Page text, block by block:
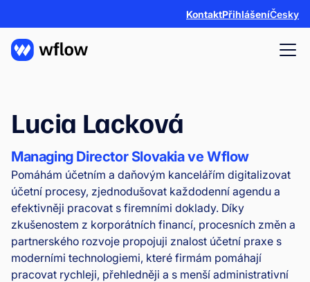
KontaktPřihlášeníČesky
Lucia Lacková
Managing Director Slovakia ve Wflow
Pomáhám účetním a daňovým kancelářím digitalizovat
účetní procesy, zjednodušovat každodenní agendu a
efektivněji pracovat s firemními doklady. Díky
zkušenostem z korporátních financí, procesních změn a
partnerského rozvoje propojuji znalost účetní praxe s
moderními technologiemi, které firmám pomáhají
pracovat rychleji, přehledněji a s menší administrativní